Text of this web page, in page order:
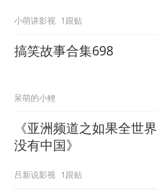
小萌讲影视 1跟贴
搞笑故事合集698
呆萌的小鲤
《亚洲频道之如果全世界
没有中国》
吕新说影视 1跟贴